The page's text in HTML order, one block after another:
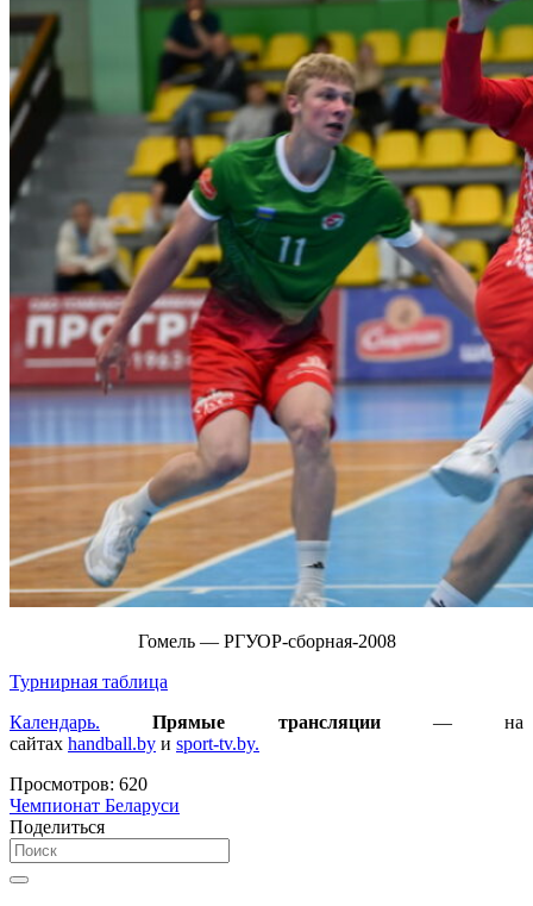
Гомель — РГУОР-сборная-2008
Турнирная таблица
Календарь.
Прямые трансляции— на
сайтах handball.by и sport-tv.by.
Просмотров: 620
Чемпионат Беларуси
Поделиться